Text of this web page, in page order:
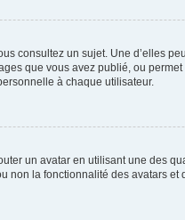
consultez un sujet. Une d’elles
que vous avez publié, ou
à chaque utilisateur.
un avatar en utilisant une des
non la fonctionnalité des avatars